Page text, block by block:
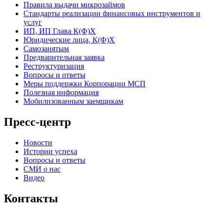
Правила выдачи микрозаймов
Стандарты реализации финансовых инструментов и
услуг
ИП, ИП Глава К(Ф)Х
Юридические лица, К(Ф)Х
Самозанятым
Предварительная заявка
Реструктуризация
Вопросы и ответы
Меры поддержки Корпорации МСП
Полезная информация
Мобилизованным заемщикам
Пресс-центр
Новости
Истории успеха
Вопросы и ответы
СМИ о нас
Видео
Контакты